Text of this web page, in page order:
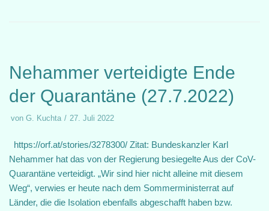
Nehammer verteidigte Ende
der Quarantäne (27.7.2022)
von G. Kuchta 27. Juli 2022
https://orf.at/stories/3278300/ Zitat: Bundeskanzler Karl
Nehammer hat das von der Regierung besiegelte Aus der CoV-
Quarantäne verteidigt. „Wir sind hier nicht alleine mit diesem
Weg“, verwies er heute nach dem Sommerministerrat auf
Länder, die die Isolation ebenfalls abgeschafft haben bzw.